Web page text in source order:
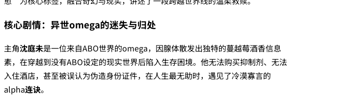
核心剧情：异世omega的迷失与归处
主角‌沈庭未‌是一位来自ABO世界的omega，因腺体散发出独特的蔓越莓酒香信息
素，在穿越到没有ABO设定的现实世界后陷入生存困境。他无法购买抑制剂、无法
入住酒店，甚至被误认为伪造身份证件，在人生最无助时，遇见了冷漠寡言的
alpha‌连诀‌。